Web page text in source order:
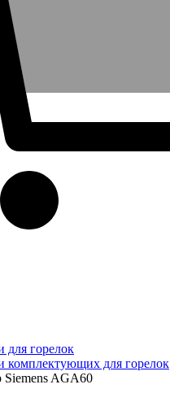
для горелок
комплектующих для горелок
Siemens AGA60